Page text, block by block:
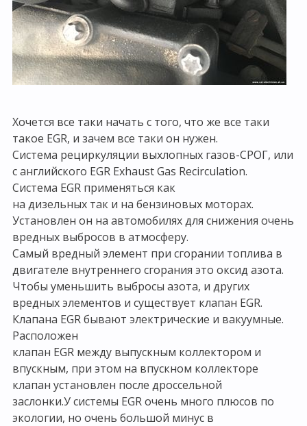
Хочется все таки начать с того, что же все таки
такое EGR, и зачем все таки он нужен.
Система рециркуляции выхлопных газов-СРОГ, или
с английского EGR Exhaust Gas Recirculation.
Система EGR применяться как
на дизельных так и на бензиновых моторах.
Установлен он на автомобилях для снижения очень
вредных выбросов в атмосферу.
Самый вредный элемент при сгорании топлива в
двигателе внутреннего сгорания это оксид азота.
Чтобы уменьшить выбросы азота, и других
вредных элементов и существует клапан EGR.
Клапана EGR бывают электрические и вакуумные.
Расположен
клапан EGR между выпускным коллектором и
впускным, при этом на впускном коллекторе
клапан установлен после дроссельной
заслонки.У системы EGR очень много плюсов по
экологии, но очень большой минус в